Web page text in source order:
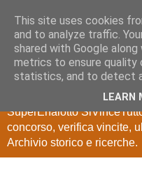
Estrazioni
Ultime estrazioni di Lotto,
SuperEnalotto
concorso, verifica vincite,
Archivio storico e ricerche.
This site uses cookies
and to analyze traffic.
shared with Google
metrics to ensure quality
statistics, and to detect
LEARN